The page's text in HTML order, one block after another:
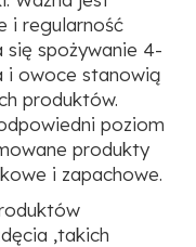
i regularność
się spożywanie 4-
i owoce stanowią
produktów.
poziom
produkty
i zapachowe.
,takich